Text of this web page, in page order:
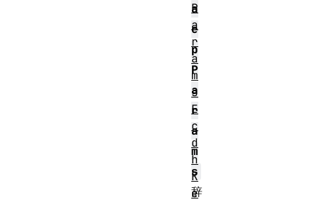
a
e
p
P
a
r
a
m
s
辞
P
a
r
a
m
s
E
c
d
h
K
e